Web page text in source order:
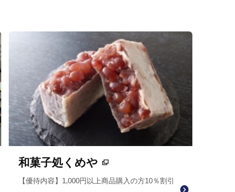
和菓子処くめや
【優待内容】1,000円以上商品購入の方10％割引